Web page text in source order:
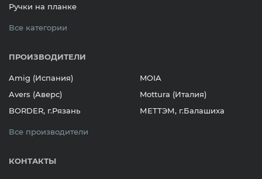
Ручки на планке
Все категории
ПРОИЗВОДИТЕЛИ
Amig (Испания)
Avers (Аверс)
BORDER, г.Рязань
MOIA
Mottura (Италия)
МЕТТЭМ, г.Балашиха
Все производители
КОНТАКТЫ